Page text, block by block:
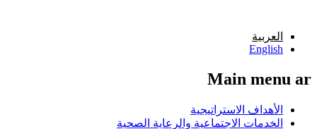
العربية
English
Main menu ar
الأهداف الاستراتيجية
الخدمات الاجتماعية والرعاية الصحية